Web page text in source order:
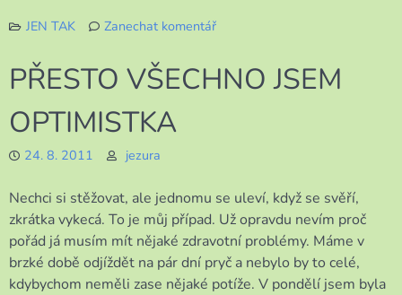
JEN TAK
Zanechat komentář
JAK
PŘESTO VŠECHNO JSEM
OPTIMISTKA
24. 8. 2011 jezura
Nechci si stěžovat, ale jednomu se uleví, když se svěří,
zkrátka vykecá. To je můj případ. Už opravdu nevím proč
pořád já musím mít nějaké zdravotní problémy. Máme v
brzké době odjíždět na pár dní pryč a nebylo by to celé,
kdybychom neměli zase nějaké potíže. V pondělí jsem byla